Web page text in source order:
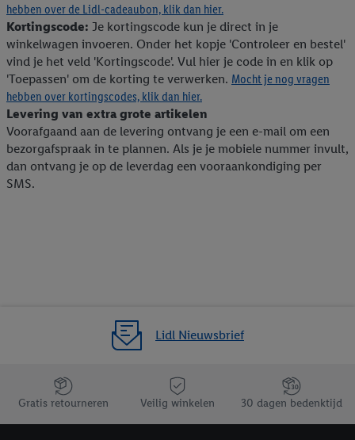
hebben over de Lidl-cadeaubon, klik dan hier.
Kortingscode: Je kortingscode kun je direct in je
winkelwagen invoeren. Onder het kopje 'Controleer en bestel'
vind je het veld 'Kortingscode'. Vul hier je code in en klik op
'Toepassen' om de korting te verwerken. Mocht je nog vragen
hebben over kortingscodes, klik dan hier.
Levering van extra grote artikelen
Voorafgaand aan de levering ontvang je een e-mail om een
bezorgafspraak in te plannen. Als je je mobiele nummer invult,
dan ontvang je op de leverdag een vooraankondiging per
SMS.
Lidl Nieuwsbrief
Jouw voordelen bij ons als Lidl webshop klant
Gratis retourneren Veilig winkelen 30 dagen bedenktijd